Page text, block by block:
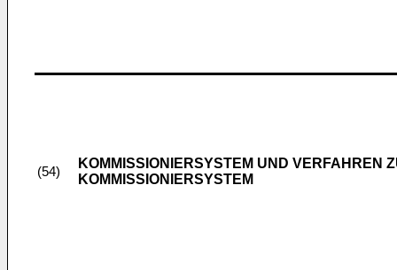
(54)
KOMMISSIONIERSYSTEM UND VERFAHREN
KOMMISSIONIERSYSTEM